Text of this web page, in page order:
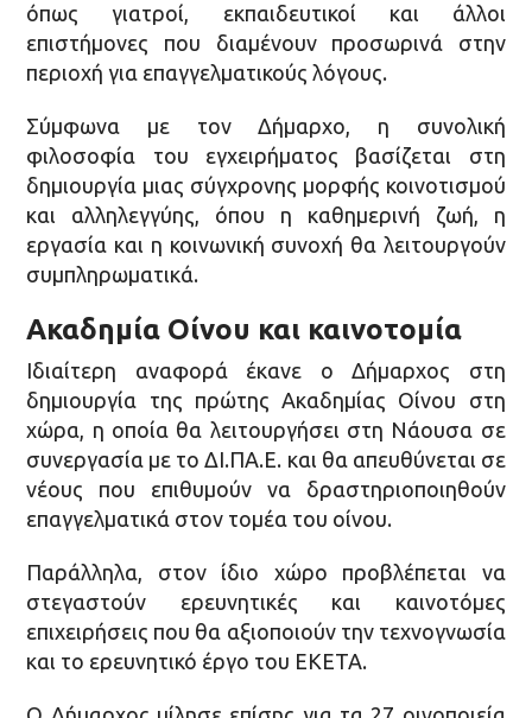
όπως γιατροί, εκπαιδευτικοί και άλλοι
επιστήμονες που διαμένουν προσωρινά στην
περιοχή για επαγγελματικούς λόγους.
Σύμφωνα με τον Δήμαρχο, η συνολική
φιλοσοφία του εγχειρήματος βασίζεται στη
δημιουργία μιας σύγχρονης μορφής κοινοτισμού
και αλληλεγγύης, όπου η καθημερινή ζωή, η
εργασία και η κοινωνική συνοχή θα λειτουργούν
συμπληρωματικά.
Ακαδημία Οίνου και καινοτομία
Ιδιαίτερη αναφορά έκανε ο Δήμαρχος στη
δημιουργία της πρώτης Ακαδημίας Οίνου στη
χώρα, η οποία θα λειτουργήσει στη Νάουσα σε
συνεργασία με το ΔΙ.ΠΑ.Ε. και θα απευθύνεται σε
νέους που επιθυμούν να δραστηριοποιηθούν
επαγγελματικά στον τομέα του οίνου.
Παράλληλα, στον ίδιο χώρο προβλέπεται να
στεγαστούν ερευνητικές και καινοτόμες
επιχειρήσεις που θα αξιοποιούν την τεχνογνωσία
και το ερευνητικό έργο του ΕΚΕΤΑ.